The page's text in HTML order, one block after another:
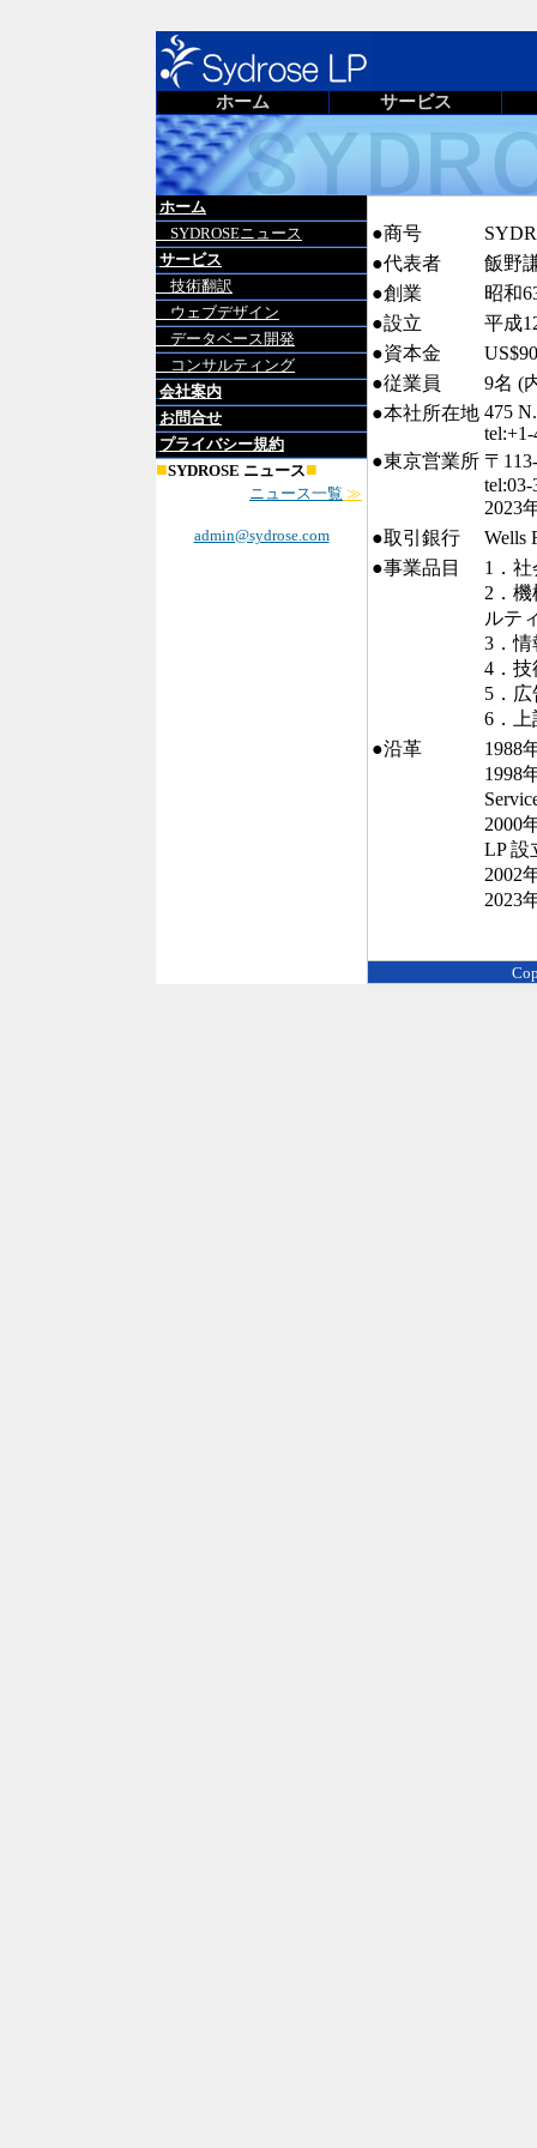
ホーム サービス
ホーム
SYDROSEニュース
サービス
技術翻訳
ウェブデザイン
データベース開発
コンサルティング
会社案内
お問合せ
プライバシー規約
■SYDROSE ニュース■
ニュース一覧 ≫
admin@sydrose.com
●商号
●代表者
飯野
●創業
昭和
●設立
平成
●資本金
●従業員
9名 (
●本社所在地 475
●東京営業所 〒
tel:03-
2023
●取引銀行
Wells
●事業品目
1．
2．
ルテ
3．
4．
5．
6．
●沿革
1988
1998
2000
LP 設
2002
2023